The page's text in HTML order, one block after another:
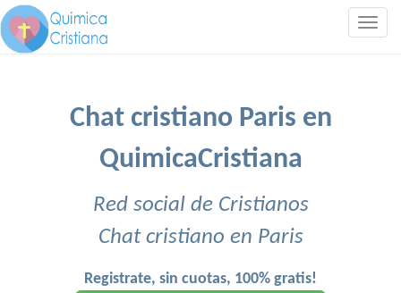
Chat cristiano Paris en
QuimicaCristiana
Red social de Cristianos
Chat cristiano en Paris
Registrate, sin cuotas, 100% gratis!